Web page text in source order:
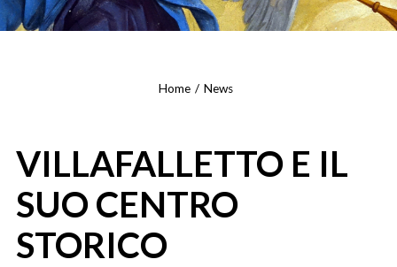
Home News
VILLAFALLETTO E IL
SUO CENTRO
STORICO